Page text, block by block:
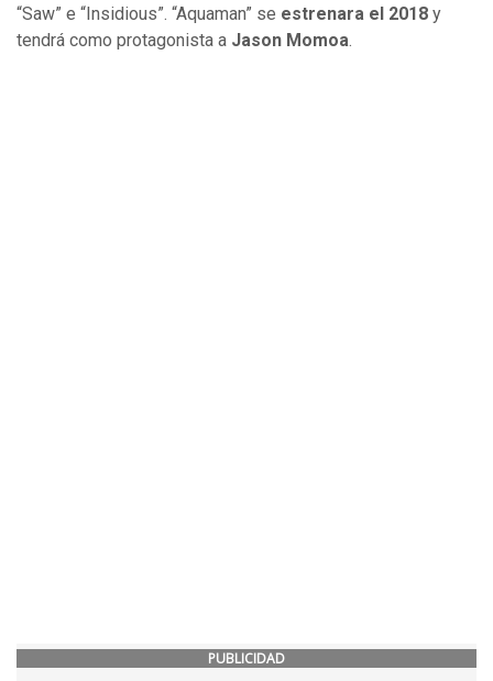
“Saw” e “Insidious”. “Aquaman” se estrenara el 2018 y
tendrá como protagonista a Jason Momoa
PUBLICIDAD